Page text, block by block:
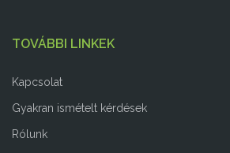
TOVÁBBI LINKEK
Kapcsolat
Gyakran ismételt kérdések
Rólunk